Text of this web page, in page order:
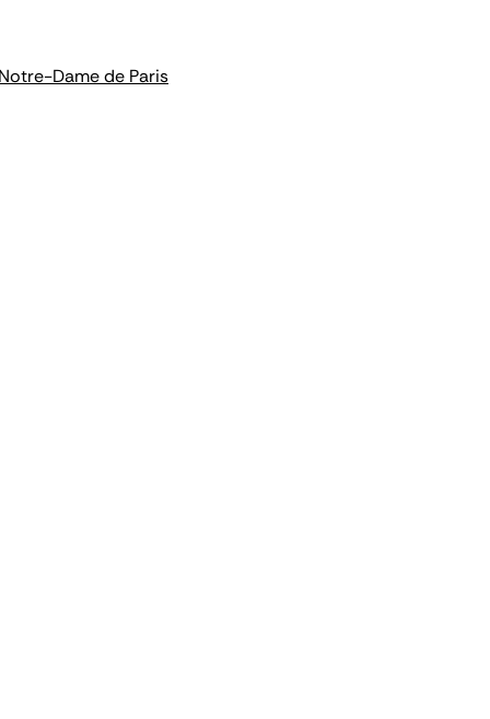
Dame de Paris